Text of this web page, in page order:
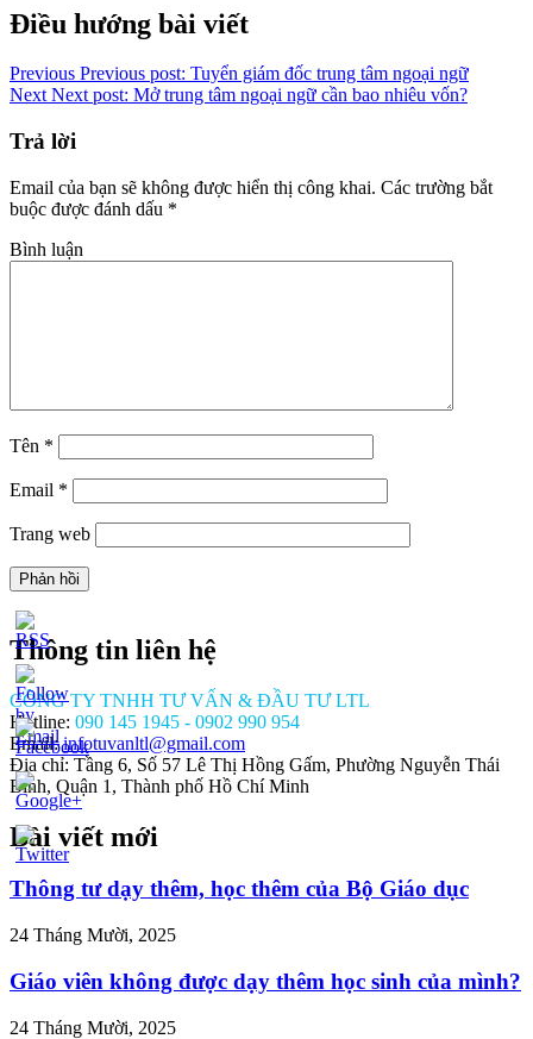
Điều hướng bài viết
Previous Previous post: Tuyển giám đốc trung tâm ngoại ngữ
Next Next post: Mở trung tâm ngoại ngữ cần bao nhiêu vốn?
Trả lời
Email của bạn sẽ không được hiển thị công khai. Các trường bắt
buộc được đánh dấu *
Bình luận
Tên *
Email *
Trang web
lam-
de-
Thông tin liên hệ
CÔNG TY TNHH TƯ VẤN & ĐẦU TƯ LTL
Hotline: 090 145 1945 - 0902 990 954
Email:infotuvanltl@gmail.com
Địa chỉ: Tầng 6, Số 57 Lê Thị Hồng Gấm, Phường Nguyễn Thái
Bình, Quận 1, Thành phố Hồ Chí Minh
Bài viết mới
Thông tư dạy thêm, học thêm của Bộ Giáo dục
24 Tháng Mười, 2025
Giáo viên không được dạy thêm học sinh của mình?
24 Tháng Mười, 2025